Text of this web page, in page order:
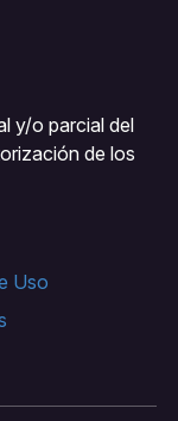
y/o parcial del
de los
Uso